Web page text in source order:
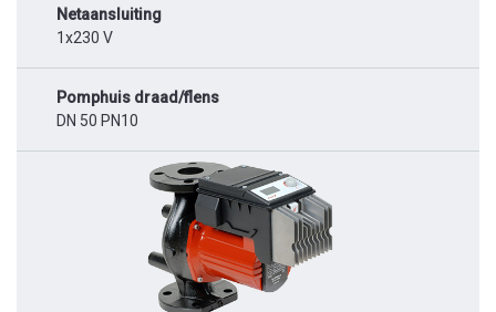
Netaansluiting
1x230 V
Pomphuis draad/flens
DN 50 PN10